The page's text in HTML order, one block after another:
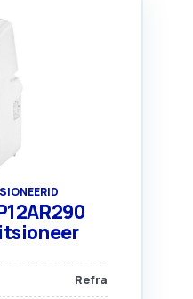
Refra